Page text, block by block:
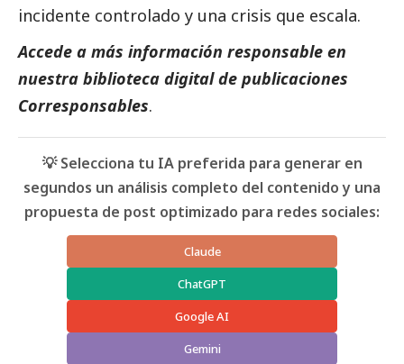
incidente controlado y una crisis que escala.
Accede a más información responsable en
nuestra biblioteca digital de publicaciones
Corresponsables.
💡 Selecciona tu IA preferida para generar en
segundos un análisis completo del contenido y una
propuesta de post optimizado para redes sociales:
Claude
ChatGPT
Google AI
Gemini